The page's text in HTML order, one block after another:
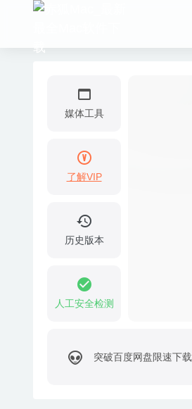
媒体工具
了解VIP
历史版本
人工安全检测
突破百度网盘限速下载